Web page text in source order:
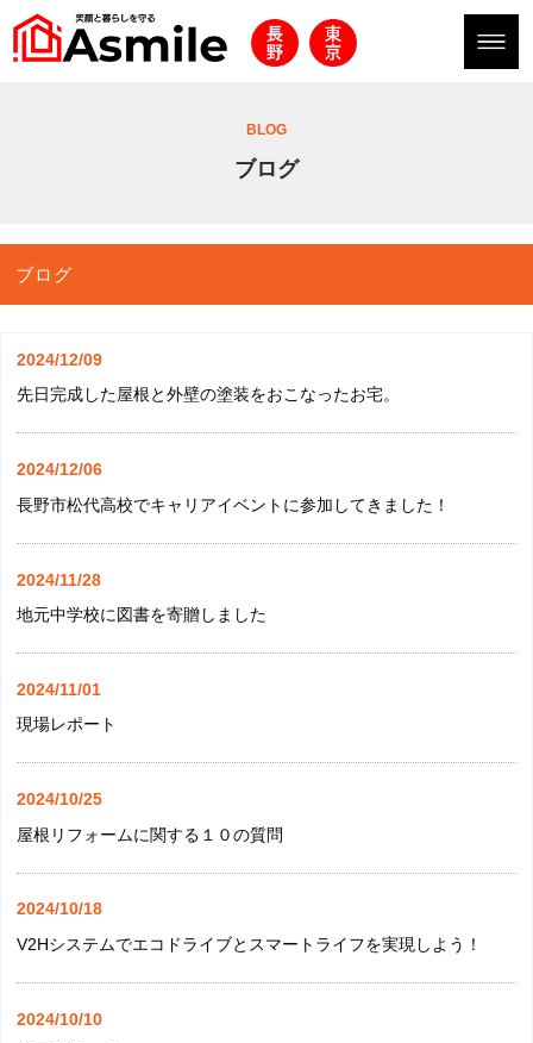
BLOG
ブログ
ブログ
2024/12/09
先日完成した屋根と外壁の塗装をおこなったお宅。
2024/12/06
長野市松代高校でキャリアイベントに参加してきました！
2024/11/28
地元中学校に図書を寄贈しました
2024/11/01
現場レポート
2024/10/25
屋根リフォームに関する１０の質問
2024/10/18
V2Hシステムでエコドライブとスマートライフを実現しよう！
2024/10/10